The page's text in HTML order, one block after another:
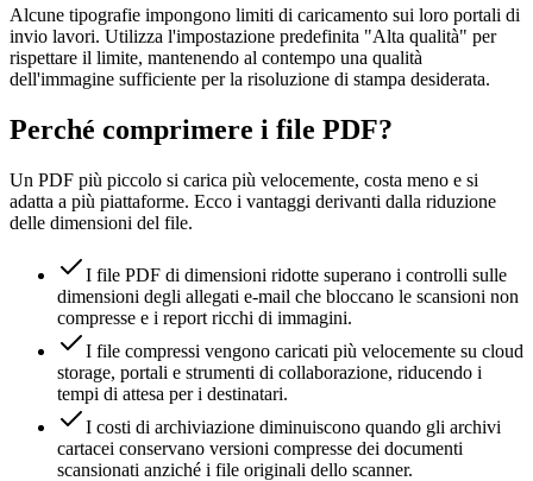
Alcune tipografie impongono limiti di caricamento sui loro portali di
invio lavori. Utilizza l'impostazione predefinita "Alta qualità" per
rispettare il limite, mantenendo al contempo una qualità
dell'immagine sufficiente per la risoluzione di stampa desiderata.
Perché comprimere i file PDF?
Un PDF più piccolo si carica più velocemente, costa meno e si
adatta a più piattaforme. Ecco i vantaggi derivanti dalla riduzione
delle dimensioni del file.
I file PDF di dimensioni ridotte superano i controlli sulle
dimensioni degli allegati e-mail che bloccano le scansioni non
compresse e i report ricchi di immagini.
I file compressi vengono caricati più velocemente su cloud
storage, portali e strumenti di collaborazione, riducendo i
tempi di attesa per i destinatari.
I costi di archiviazione diminuiscono quando gli archivi
cartacei conservano versioni compresse dei documenti
scansionati anziché i file originali dello scanner.